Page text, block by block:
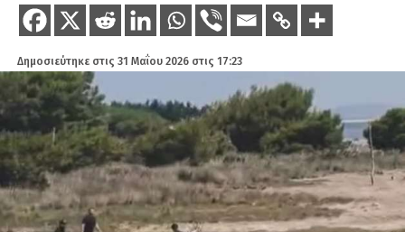
Δημοσιεύτηκε στις 31 Μαΐου 2026 στις 17:23